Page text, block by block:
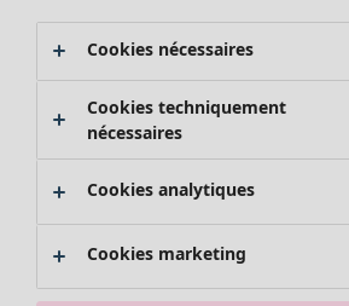
Promos SOLDES
Les promos de Gudrun Sjödén
Nouvel arrivage
Bonnes affaires en soldes - jusqu'à -70
Cookies nécessaires
Cookies techniquement
nécessaires
Cookies analytiques
Cookies marketing